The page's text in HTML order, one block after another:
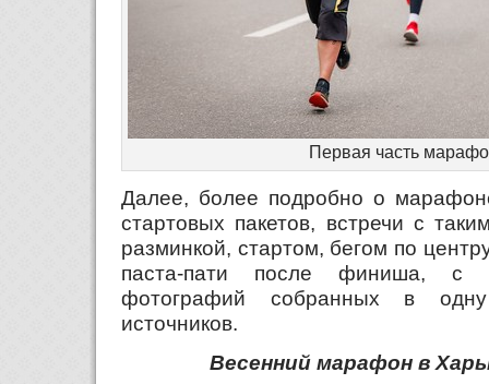
Первая часть
Далее, более подробно о
стартовых пакетов, встречи с
разминкой, стартом, бегом по
паста-пати после финиша, с
фотографий собранных в
источников.
Весенний марафон в